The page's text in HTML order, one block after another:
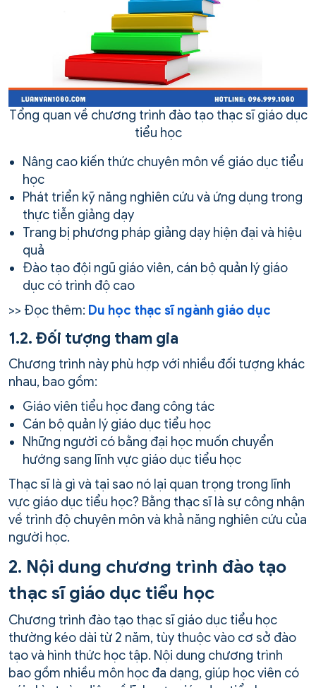
Tổng quan về chương trình đào tạo thạc sĩ giáo dục
tiểu học
Nâng cao kiến thức chuyên môn về giáo dục tiểu
học
Phát triển kỹ năng nghiên cứu và ứng dụng trong
thực tiễn giảng dạy
Trang bị phương pháp giảng dạy hiện đại và hiệu
quả
Đào tạo đội ngũ giáo viên, cán bộ quản lý giáo
dục có trình độ cao
>> Đọc thêm: Du học thạc sĩ ngành giáo dục
1.2. Đối tượng tham gia
Chương trình này phù hợp với nhiều đối tượng khác
nhau, bao gồm:
Giáo viên tiểu học đang công tác
Cán bộ quản lý giáo dục tiểu học
Những người có bằng đại học muốn chuyển
hướng sang lĩnh vực giáo dục tiểu học
Thạc sĩ là gì và tại sao nó lại quan trọng trong lĩnh
vực giáo dục tiểu học? Bằng thạc sĩ là sự công nhận
về trình độ chuyên môn và khả năng nghiên cứu của
người học.
2. Nội dung chương trình đào tạo
thạc sĩ giáo dục tiểu học
Chương trình đào tạo thạc sĩ giáo dục tiểu học
thường kéo dài từ 2 năm, tùy thuộc vào cơ sở đào
tạo và hình thức học tập. Nội dung chương trình
bao gồm nhiều môn học đa dạng, giúp học viên có